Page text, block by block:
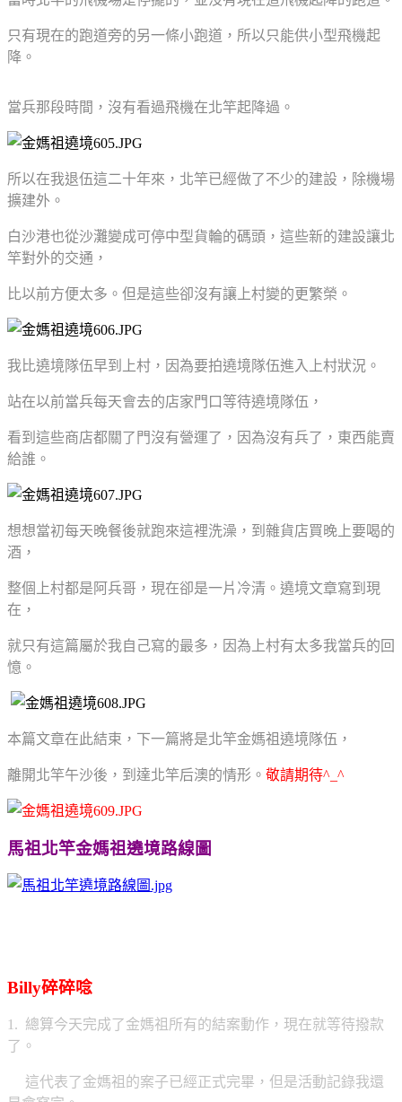
只有現在的跑道旁的另一條小跑道，所以只能供小型飛機起
降。
當兵那段時間，沒有看過飛機在北竿起降過。
所以在我退伍這二十年來，北竿已經做了不少的建設，除機場
擴建外。
白沙港也從沙灘變成可停中型貨輪的碼頭，這些新的建設讓北
竿對外的交通，
比以前方便太多。但是這些卻沒有讓上村變的更繁榮。
我比遶境隊伍早到上村，因為要拍遶境隊伍進入上村狀況。
站在以前當兵每天會去的店家門口等待遶境隊伍，
看到這些商店都關了門沒有營運了，因為沒有兵了，東西能賣
給誰。
想想當初每天晚餐後就跑來這裡洗澡，到雜貨店買晚上要喝的
酒，
整個上村都是阿兵哥，現在卻是一片冷清。遶境文章寫到現
在，
就只有這篇屬於我自己寫的最多，因為上村有太多我當兵的回
憶。
本篇文章在此結束，下一篇將是北竿金媽祖遶境隊伍，
離開北竿午沙後，到達北竿后澳的情形。 敬請期待^_^
馬祖北竿金媽祖遶境路線圖
Billy碎碎唸
1. 總算今天完成了金媽祖所有的結案動作，現在就等待撥款
了。
這代表了金媽祖的案子已經正式完畢，但是活動記錄我還